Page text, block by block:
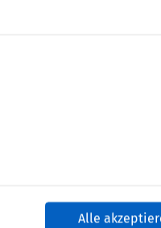
Alle